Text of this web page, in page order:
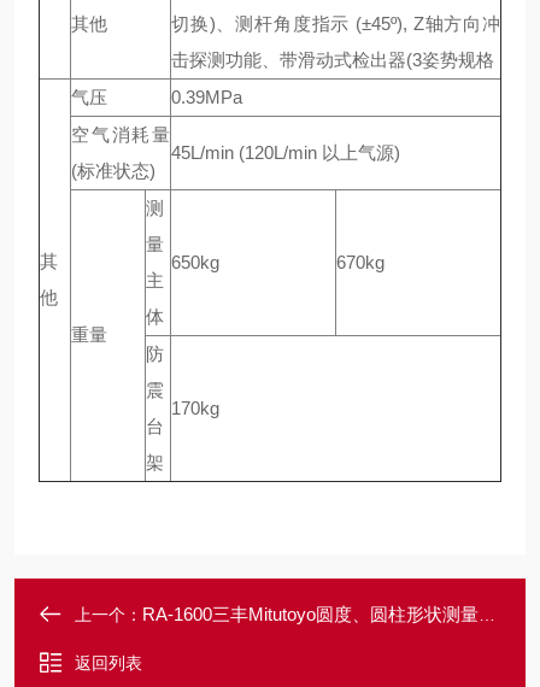
其他
切换)、测杆角度指示 (±45º), Z轴方向冲
击探测功能、带滑动式检出器(3姿势规格
其
他
气压
0.39MPa
空气消耗量
(标准状态)
45L/min (120L/min 以上气源)
重量
测
量
主
体
650kg 670kg
防
震
台
架
170kg
上一个： RA-1600三丰Mitutoyo圆度、圆柱形状测量仪RA-1600 三丰货号：211-723
返回列表